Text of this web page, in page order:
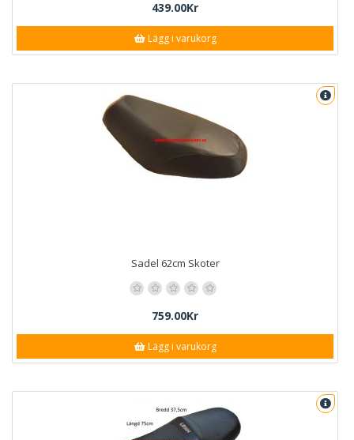
439.00Kr
Lägg i varukorg
Sadel 62cm Skoter
759.00Kr
Lägg i varukorg